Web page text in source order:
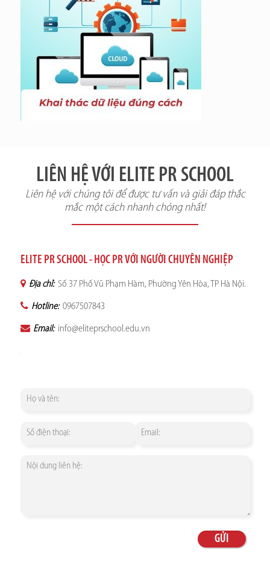
LIÊN HỆ VỚI ELITE PR SCHOOL
Liên hệ với chúng tôi để được tư vấn và giải đáp thắc
mắc một cách nhanh chóng nhất!
ELITE PR SCHOOL - HỌC PR VỚI NGƯỜI CHUYÊN NGHIỆP
Địa chỉ: Số 37 Phố Vũ Phạm Hàm, Phường Yên Hòa, TP Hà Nội.
Hotline: 0967507843
Email: info@eliteprschool.edu.vn